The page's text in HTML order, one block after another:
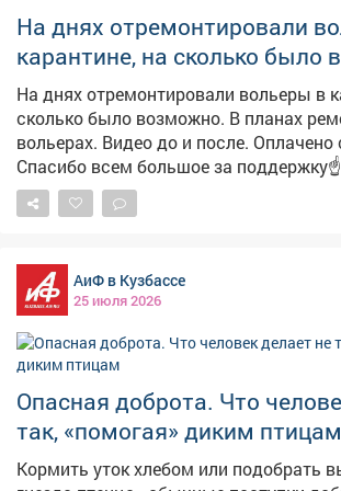
предупреждают: укус каракурта
поражает нервную и сердечно-
вызывает сильную интоксикацию,
Жителям Кузбасса советуют быть
особенно при работе с привозными
местах с тёплым климатом. пишет
На днях отремонтировали
карантине, на сколько было
На днях отремонтировали вольеры в
сколько было возможно. В планах
вольерах. Видео до и после.
Спасибо всем большое за поддержку☝️
АиФ в Кузбассе
25 июля 2026
Опасная доброта. Что
так, «помогая» диким птицам
Кормить уток хлебом или подобрать